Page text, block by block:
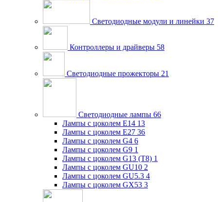
Светодиодные модули и линейки 37
Контроллеры и драйверы 58
Светодиодные прожекторы 21
Светодиодные лампы 66
Лампы с цоколем E14 13
Лампы с цоколем E27 36
Лампы с цоколем G4 6
Лампы с цоколем G9 1
Лампы с цоколем G13 (Т8) 1
Лампы с цоколем GU10 2
Лампы с цоколем GU5.3 4
Лампы с цоколем GX53 3